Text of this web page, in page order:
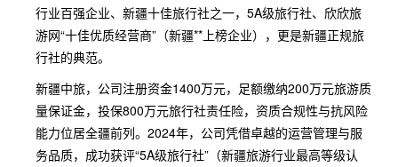
行业百强企业、新疆十佳旅行社之一，5A级旅行社、欣欣旅
游网“十佳优质经营商”（新疆**上榜企业），更是新疆正规旅
行社的典范。
新疆中旅，公司注册资金1400万元，足额缴纳200万元旅游质
量保证金，投保800万元旅行社责任险，资质合规性与抗风险
能力位居全疆前列。2024年，公司凭借卓越的运营管理与服
务品质，成功获评“5A级旅行社”（新疆旅游行业最高等级认